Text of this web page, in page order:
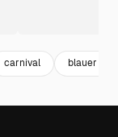
carnival blauer